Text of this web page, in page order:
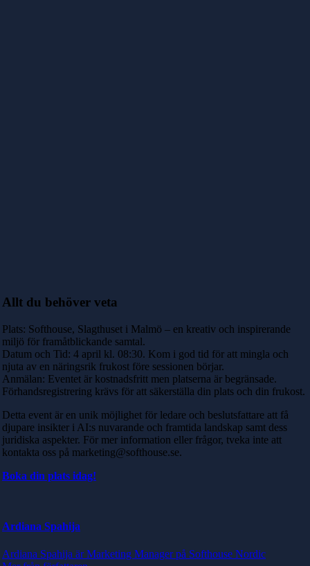
Allt du behöver veta
Plats: Softhouse, Slagthuset i Malmö – en kreativ och inspirerande
miljö för framåtblickande samtal.
Datum och Tid: 4 april kl. 08:30. Kom i god tid för att mingla och
njuta av en näringsrik frukost före sessionen börjar.
Anmälan: Eventet är kostnadsfritt men platserna är begränsade.
Förhandsregistrering krävs för att säkerställa din plats och din frukost.
Detta event är en unik möjlighet för ledare och beslutsfattare att få
djupare insikter i AI:s nuvarande och framtida landskap samt dess
juridiska aspekter. För mer information eller frågor, tveka inte att
kontakta oss på marketing@softhouse.se.
Boka din plats idag!
Ardiana Spahija
Ardiana Spahija är Marketing Manager på Softhouse Nordic